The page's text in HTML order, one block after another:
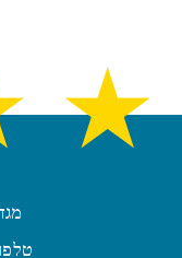
★
מגדל
| טלפון: 972-4-8240851 |